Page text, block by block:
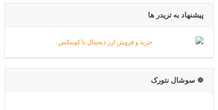
پیشنهاد به تریدر ها
☸️ سوشال نتورک